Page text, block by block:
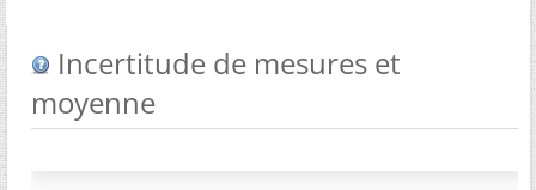
Incertitude de mesures et
moyenne